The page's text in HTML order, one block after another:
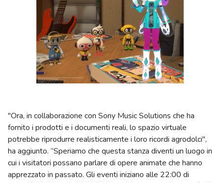
"Ora, in collaborazione con Sony Music Solutions che ha
fornito i prodotti e i documenti reali, lo spazio virtuale
potrebbe riprodurre realisticamente i loro ricordi agrodolci",
ha aggiunto. “Speriamo che questa stanza diventi un luogo in
cui i visitatori possano parlare di opere animate che hanno
apprezzato in passato. Gli eventi iniziano alle 22:00 di